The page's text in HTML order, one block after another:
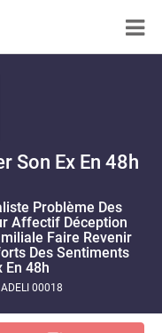
Son Ex En 48h
Problème Des
Affectif Déception
Faire Revenir
Des Sentiments
En 48h
00018